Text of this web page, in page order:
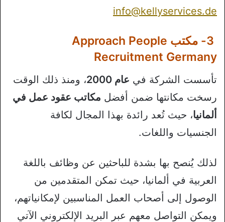
info@kellyservices.de
3- مكتب Approach People
Recruitment Germany
تأسست الشركة في عام 2000
، ومنذ ذلك الوقت
رسخت مكانتها ضمن أفضل مكاتب عقود عمل في
ألمانيا، حيث تُعد رائدة بهذا المجال لكافة
الجنسيات واللغات.
لذلك يُنصح بها بشدة للباحثين عن وظائف باللغة
العربية في ألمانيا، حيث تمكن المتقدمين من
الوصول إلى أصحاب العمل المناسبين لإمكانياتهم،
ويمكن التواصل معهم عبر البريد الإلكتروني الآتي